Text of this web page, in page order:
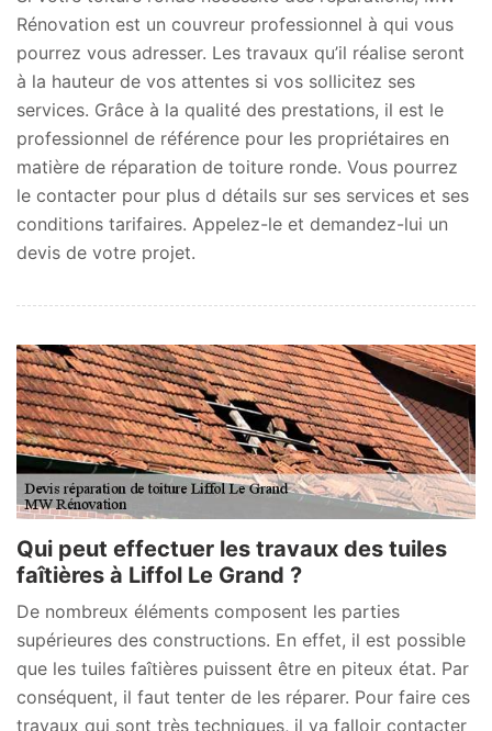
Rénovation est un couvreur professionnel à qui vous
pourrez vous adresser. Les travaux qu’il réalise seront
à la hauteur de vos attentes si vos sollicitez ses
services. Grâce à la qualité des prestations, il est le
professionnel de référence pour les propriétaires en
matière de réparation de toiture ronde. Vous pourrez
le contacter pour plus d détails sur ses services et ses
conditions tarifaires. Appelez-le et demandez-lui un
devis de votre projet.
Qui peut effectuer les travaux des tuiles
faîtières à Liffol Le Grand ?
De nombreux éléments composent les parties
supérieures des constructions. En effet, il est possible
que les tuiles faîtières puissent être en piteux état. Par
conséquent, il faut tenter de les réparer. Pour faire ces
travaux qui sont très techniques, il va falloir contacter